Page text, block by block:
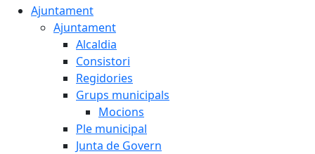
Ajuntament
Ajuntament
Alcaldia
Consistori
Regidories
Grups municipals
Mocions
Ple municipal
Junta de Govern